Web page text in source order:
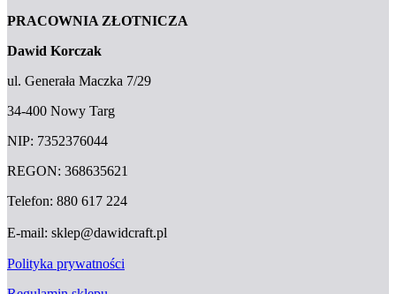
PRACOWNIA ZŁOTNICZA
Dawid Korczak
ul. Generała Maczka 7/29
34-400 Nowy Targ
NIP: 7352376044
REGON: 368635621
Telefon: 880 617 224
E-mail: sklep@dawidcraft.pl
Polityka prywatności